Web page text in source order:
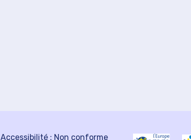
Accessibilité : Non conforme